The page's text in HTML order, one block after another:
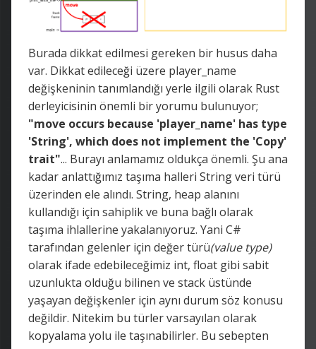
Burada dikkat edilmesi gereken bir husus daha
var. Dikkat edileceği üzere player_name
değişkeninin tanımlandığı yerle ilgili olarak Rust
derleyicisinin önemli bir yorumu bulunuyor;
"move occurs because 'player_name' has type
'String', which does not implement the 'Copy'
trait"... Burayı anlamamız oldukça önemli. Şu ana
kadar anlattığımız taşıma halleri String veri türü
üzerinden ele alındı. String, heap alanını
kullandığı için sahiplik ve buna bağlı olarak
taşıma ihlallerine yakalanıyoruz. Yani C#
tarafından gelenler için değer türü(value type)
olarak ifade edebileceğimiz int, float gibi sabit
uzunlukta olduğu bilinen ve stack üstünde
yaşayan değişkenler için aynı durum söz konusu
değildir. Nitekim bu türler varsayılan olarak
kopyalama yolu ile taşınabilirler. Bu sebepten